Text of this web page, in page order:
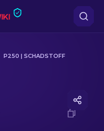
P250 | SCHADSTOFF